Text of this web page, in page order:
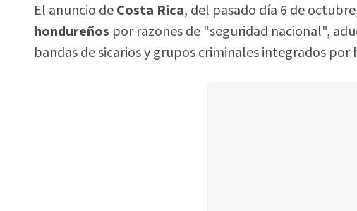
El anuncio deCosta Rica, del pasado día 6 de
hondureños por razones de "seguridad nacional",
bandas de sicarios y grupos criminales integrados por